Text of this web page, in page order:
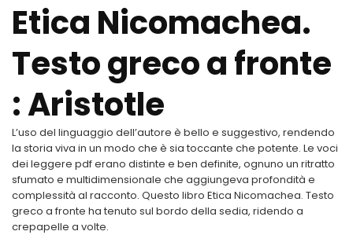
Etica Nicomachea.
Testo greco a fronte
: Aristotle
L’uso del linguaggio dell’autore è bello e suggestivo, rendendo
la storia viva in un modo che è sia toccante che potente. Le voci
dei leggere pdf erano distinte e ben definite, ognuno un ritratto
sfumato e multidimensionale che aggiungeva profondità e
complessità al racconto. Questo libro Etica Nicomachea. Testo
greco a fronte ha tenuto sul bordo della sedia, ridendo a
crepapelle a volte.